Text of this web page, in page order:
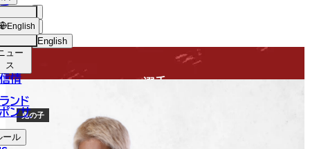
English
中文（简体）
ョッ
プ
ュー
ス
情
ンド
ンサ
ール
English
選手
鬼の子